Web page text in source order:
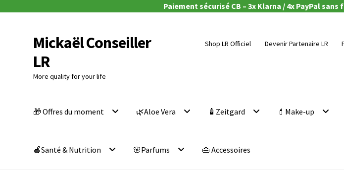
Paiement sécurisé CB – 3x Klarna / 4x PayPal
Aller
à
la
navigation
Aller
au
contenu
Mickaël Conseiller
LR
More quality for your life
Shop LR Officiel Devenir Partenaire LR
🎁 Offres du moment 🌿Aloe Vera 🧴Zeitgard 💄Make-up
🍎Santé & Nutrition 🌸Parfums 👜 Accessoires